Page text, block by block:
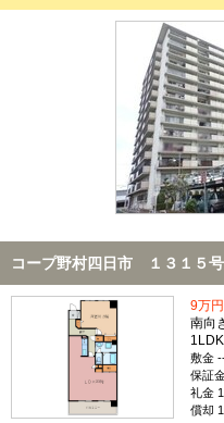
コープ野村四日市 １３１５
9万円
南向
敷金
保証
礼金
償却